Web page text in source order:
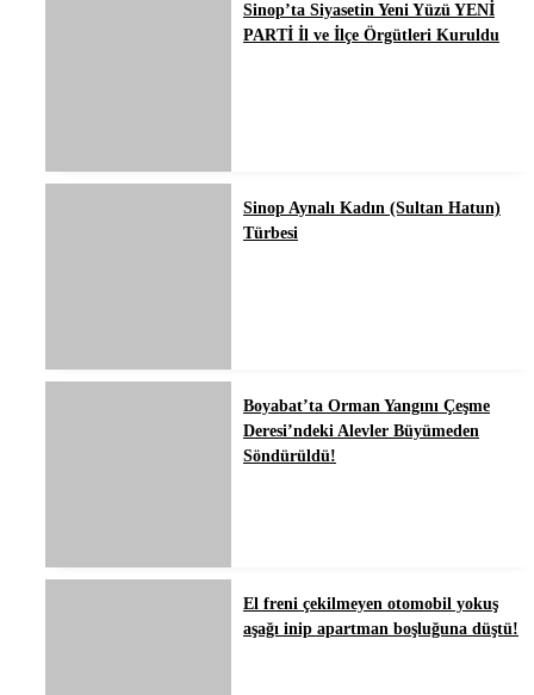
Sinop’ta Siyasetin Yeni Yüzü YENİ
PARTİ İl ve İlçe Örgütleri Kuruldu
Sinop Aynalı Kadın (Sultan Hatun)
Türbesi
Boyabat’ta Orman Yangını Çeşme
Deresi’ndeki Alevler Büyümeden
Söndürüldü!
El freni çekilmeyen otomobil yokuş
aşağı inip apartman boşluğuna düştü!